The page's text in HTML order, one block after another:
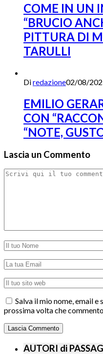
COME IN UN
“BRUCIO
PITTURA DI
TARULLI
Diredazione02/08/
EMILIO
CON
“NOTE,
Lascia un Commento
Salva il mio nome, email
prossima volta che
AUTORI di